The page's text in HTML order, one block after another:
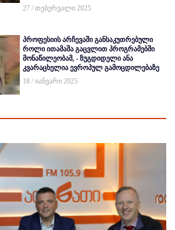
27 / თებერვალი 2025
პროფესიის არჩევაში განსაკუთრებული
როლი ითამაშა გაცვლით პროგრამებში
მონაწილეობამ, - ზუგდიდელი ანა
კვარაცხელია ევროპულ გამოცდილებაზე
18 / იანვარი 2025